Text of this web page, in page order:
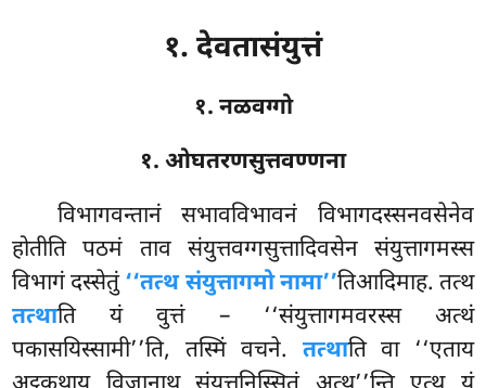
१. देवतासंयुत्तं
१. नळवग्गो
१. ओघतरणसुत्तवण्णना
विभागवन्तानंसभावविभावनं विभागदस्सनवसेनेव
होतीति पठमं ताव संयुत्तवग्गसुत्तादिवसेन संयुत्तागमस्स
विभागं दस्सेतुं‘‘तत्थ संयुत्तागमो नामा’’तिआदिमाह. तत्थ
तत्थाति यं वुत्तं – ‘‘संयुत्तागमवरस्स अत्थं
पकासयिस्सामी’’ति, तस्मिं वचने. तत्थाति वा ‘‘एताय